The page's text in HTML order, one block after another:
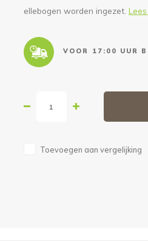
ellebogen worden ingezet.
VOOR 17:00 UUR
Toevoegen aan vergelijking